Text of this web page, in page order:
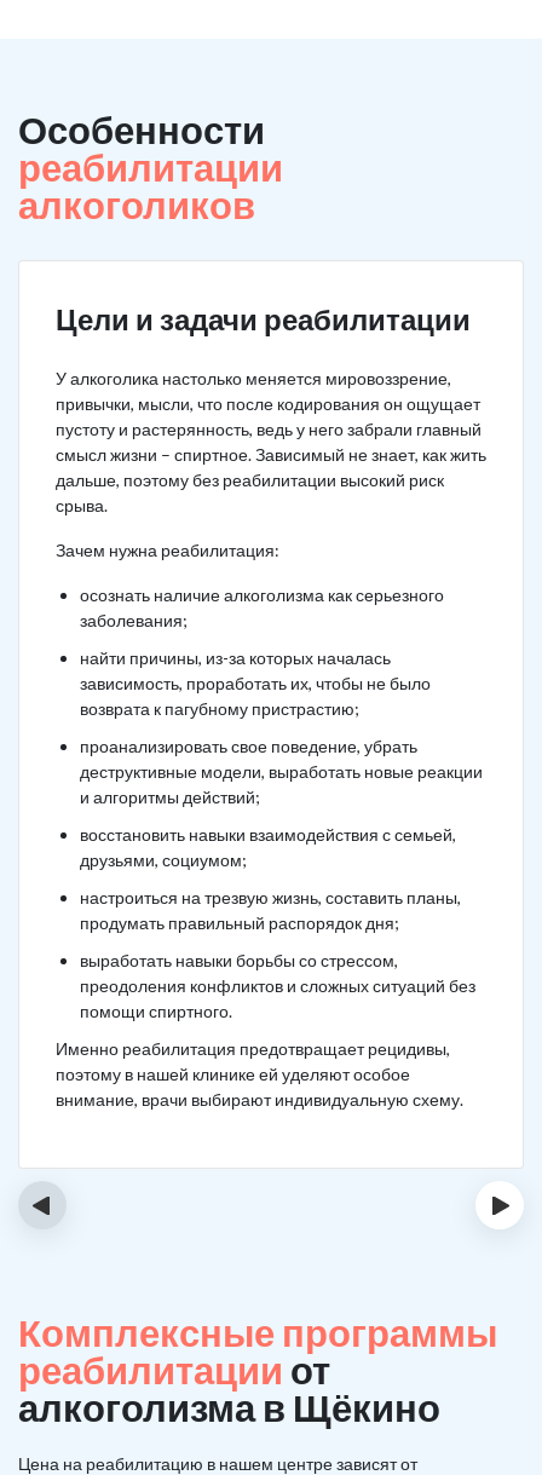
Особенности
реабилитации
алкоголиков
Цели и задачи реабилитации
У алкоголика настолько меняется мировоззрение,
привычки, мысли, что после кодирования он ощущает
пустоту и растерянность, ведь у него забрали главный
смысл жизни – спиртное. Зависимый не знает, как жить
дальше, поэтому без реабилитации высокий риск
срыва.
Зачем нужна реабилитация:
осознать наличие алкоголизма как серьезного
заболевания;
найти причины, из-за которых началась
зависимость, проработать их, чтобы не было
возврата к пагубному пристрастию;
проанализировать свое поведение, убрать
деструктивные модели, выработать новые реакции
и алгоритмы действий;
восстановить навыки взаимодействия с семьей,
друзьями, социумом;
настроиться на трезвую жизнь, составить планы,
продумать правильный распорядок дня;
выработать навыки борьбы со стрессом,
преодоления конфликтов и сложных ситуаций без
помощи спиртного.
Именно реабилитация предотвращает рецидивы,
поэтому в нашей клинике ей уделяют особое
внимание, врачи выбирают индивидуальную схему.
‹ ›
Комплексные программы
реабилитации от
алкоголизма в Щёкино
Цена на реабилитацию в нашем центре зависят от